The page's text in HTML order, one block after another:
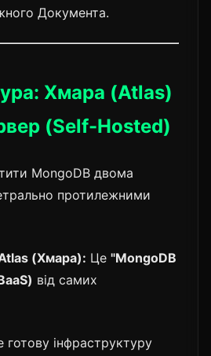
Документа.
Хмара (Atlas)
(Self-Hosted)
MongoDB двома
протилежними
(Хмара): Це "MongoDB
від самих
інфраструктуру